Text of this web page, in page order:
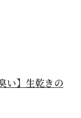
い】生乾きの